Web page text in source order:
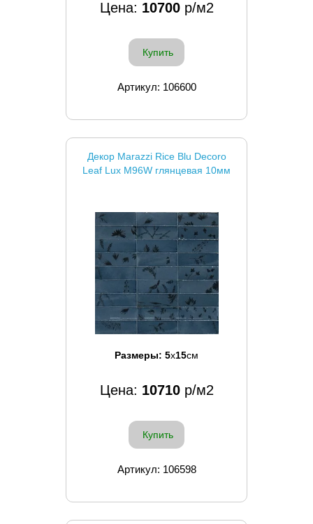
Цена: 10700р/м2
Купить
Артикул: 106600
Декор Marazzi Rice Blu Decoro
Leaf Lux M96W глянцевая 10мм
Размеры: 5x15см
Цена: 10710р/м2
Купить
Артикул: 106598